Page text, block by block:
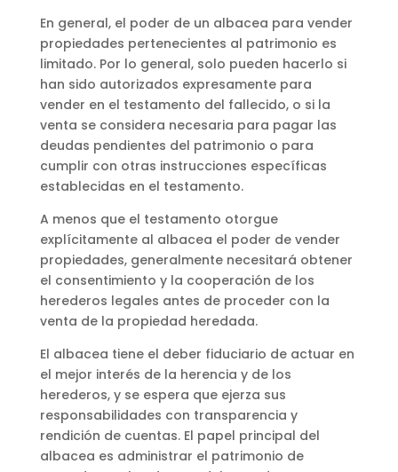
En general, el poder de un albacea para vender
propiedades pertenecientes al patrimonio es
limitado. Por lo general, solo pueden hacerlo si
han sido autorizados expresamente para
vender en el testamento del fallecido, o si la
venta se considera necesaria para pagar las
deudas pendientes del patrimonio o para
cumplir con otras instrucciones específicas
establecidas en el testamento.
A menos que el testamento otorgue
explícitamente al albacea el poder de vender
propiedades, generalmente necesitará obtener
el consentimiento y la cooperación de los
herederos legales antes de proceder con la
venta de la propiedad heredada.
El albacea tiene el deber fiduciario de actuar en
el mejor interés de la herencia y de los
herederos, y se espera que ejerza sus
responsabilidades con transparencia y
rendición de cuentas. El papel principal del
albacea es administrar el patrimonio de